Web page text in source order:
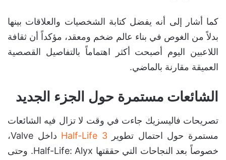
كما أشار إلى أنه يفضل كتابة الشخصيات والعلاقات بينها
بدلاً من الغوص في بناء عالم ضخم ومعقد، مؤكداً أن ثقافة
اللاعبين اليوم أصبحت أكثر اهتماماً بالتفاصيل القصصية
العميقة مقارنة بالماضي.
الشائعات مستمرة حول الجزء الجديد
تصريحات فاليسزيك جاءت في وقت لا تزال فيه الشائعات
مستمرة حول احتمال تطويرHalf-Life 3
داخل Valve،
خصوصاً بعد النجاحات التي حققتها Half-Life: Alyx. وحتى